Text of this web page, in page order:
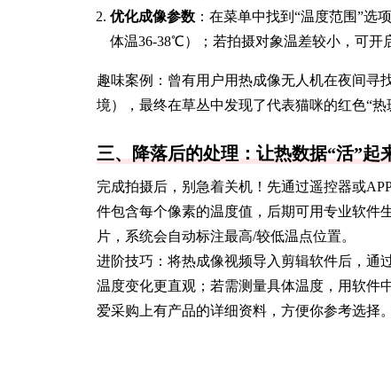
优化成像参数 ：在菜单中找到“温度范围”
体温36-38℃）；若拍摄对象温差较小，可开
趣味案例：曾有用户用热成像无人机在夜间寻
境），最终在草丛中发现了代表猫咪的红色“热
三、降落后的处理：让热数据“活”起
完成拍摄后，别急着关机！先通过遥控器或
件包含每个像素的温度值，后期可用专业软件
片，系统会自动标注最高/较低温点位置。
进阶技巧：将热成像视频导入剪辑软件后，通
温度变化更直观；若需测量具体温度，用软件
爱采购上有产品的详细资料，方便你参考选择